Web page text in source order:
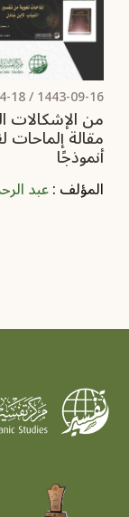
1443-09-16 /
18
من الإشكالات
مقالة
أنموذجًا
المؤلف :عبد